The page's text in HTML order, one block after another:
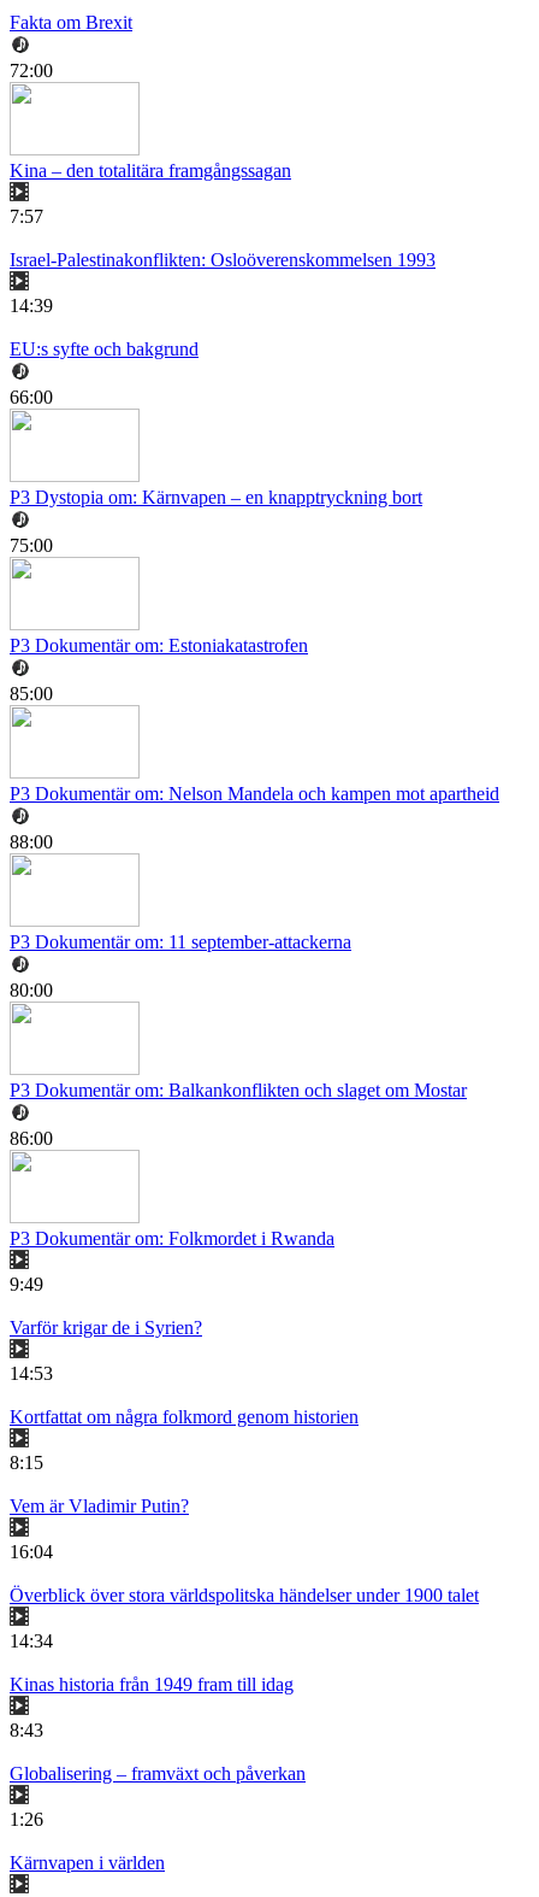
Fakta om Brexit
72:00
Kina – den totalitära framgångssagan
7:57
Israel-Palestinakonflikten: Osloöverenskommelsen 1993
14:39
EU:s syfte och bakgrund
66:00
P3 Dystopia om: Kärnvapen – en knapptryckning bort
75:00
P3 Dokumentär om: Estoniakatastrofen
85:00
P3 Dokumentär om: Nelson Mandela och kampen mot apartheid
88:00
P3 Dokumentär om: 11 september-attackerna
80:00
P3 Dokumentär om: Balkankonflikten och slaget om Mostar
86:00
P3 Dokumentär om: Folkmordet i Rwanda
9:49
Varför krigar de i Syrien?
14:53
Kortfattat om några folkmord genom historien
8:15
Vem är Vladimir Putin?
16:04
Överblick över stora världspolitska händelser under 1900 talet
14:34
Kinas historia från 1949 fram till idag
8:43
Globalisering – framväxt och påverkan
1:26
Kärnvapen i världen